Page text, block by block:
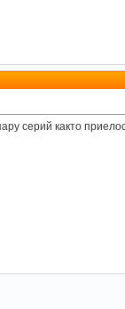
серий както